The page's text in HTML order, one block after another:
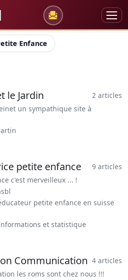
Enfance
le Jardin
2 articles
un sympathique site à
petite enfance
9 articles
c'est merveilleux ... !
petite enfance en suisse
et statistique
Communication 4 articles
les roms sont chez nous !!!